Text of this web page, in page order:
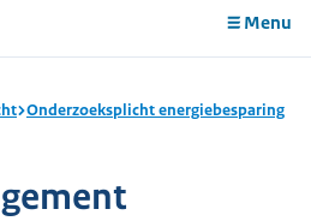
Menu
Onderzoeksplicht energiebesparing